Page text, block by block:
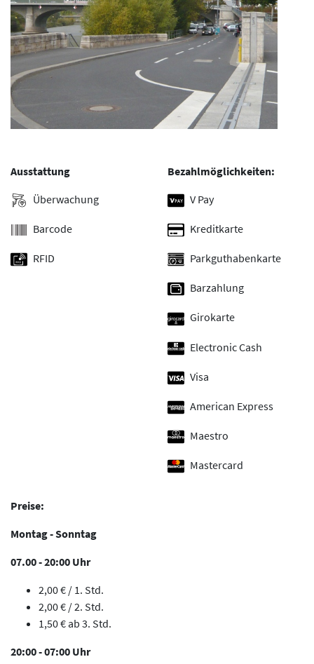
Ausstattung
Überwachung
Barcode
RFID
Bezahlmöglichkeiten:
V Pay
Kreditkarte
Parkguthabenkarte
Barzahlung
Girokarte
Electronic Cash
Visa
American Express
Maestro
Mastercard
Preise:
Montag - Sonntag
07.00 - 20:00 Uhr
2,00 € / 1. Std.
2,00 € / 2. Std.
1,50 € ab 3. Std.
20:00 - 07:00 Uhr